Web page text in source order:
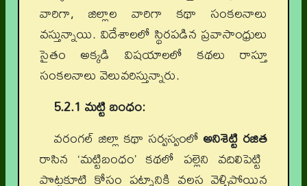
వారిగా, జిల్లాల వారిగా కథా సంకలనాలు
వస్తున్నాయి. విదేశాలలో స్థిరపడిన ప్రవాసాంధ్రులు
సైతం అక్కడి విషయాలలో కథలు రాస్తూ
సంకలనాలు వెలువరిస్తున్నారు.
5.2.1 మట్టి బంధం:
వరంగల్ జిల్లా కథా సర్వస్వంలోఅనిశెట్టి రజిత
రాసిన ‘మట్టిబంధం’ కథలో పల్లెని వదిలిపెట్టి
పొట్టకూటి కోసం పట్నానికి వలస వెళ్ళిపోయిన